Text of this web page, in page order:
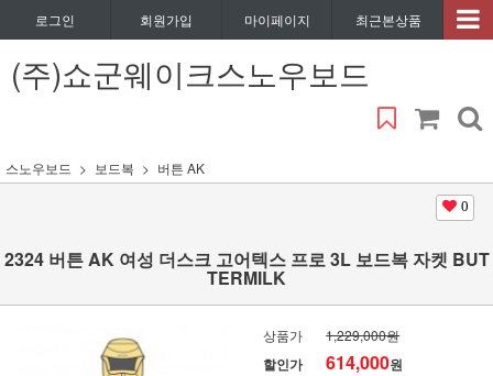
로그인 회원가입 마이페이지 최근본상품
(주)쇼군웨이크스노우보드
스노우보드 보드복 버튼 AK
0
2324 버튼 AK 여성 더스크 고어텍스 프로 3L 보드복 자켓 BUT
TERMILK
상품가 1,229,000원
할인가 614,000원